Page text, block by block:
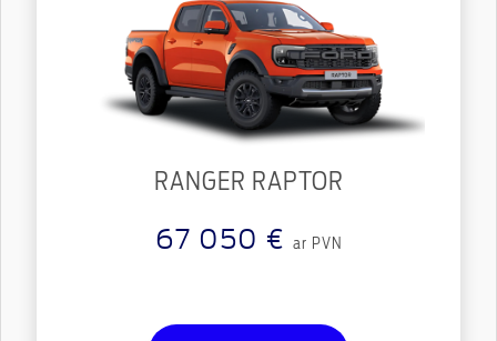
RANGER RAPTOR
67 050 € ar PVN